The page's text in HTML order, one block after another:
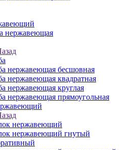
нержавеющая
нержавеющая бесшовная
нержавеющая квадратная
нержавеющая круглая
нержавеющая прямоугольная
нержавеющий
нержавеющий гнутый